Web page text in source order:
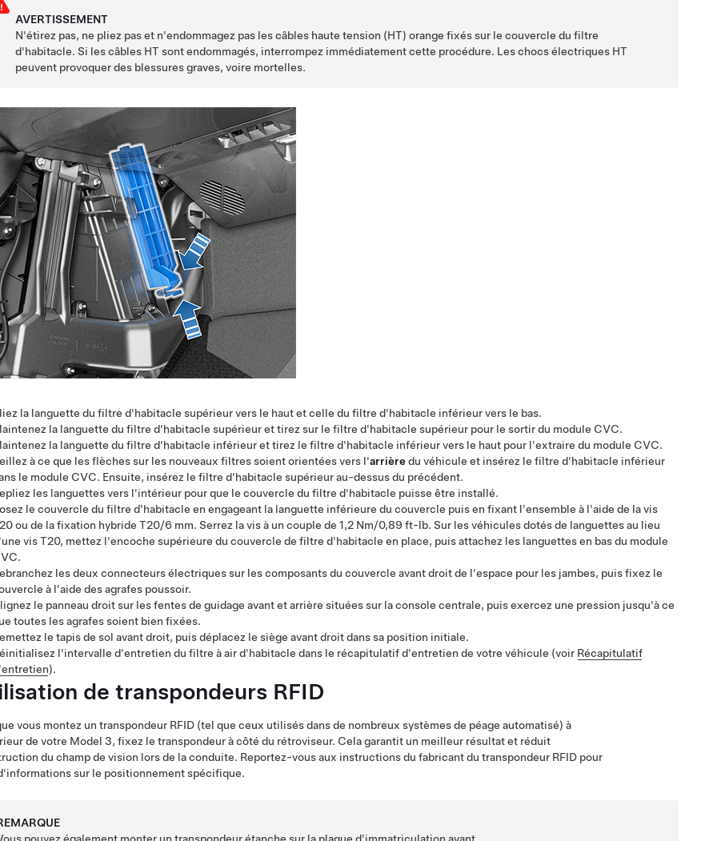
AVERTISSEMENT
N'étirez pas, ne pliez pas et n'endommagez pas les câbles haute tension (HT) orange fixés sur le couvercle du filtre
d'habitacle. Si les câbles HT sont endommagés, interrompez immédiatement cette procédure. Les chocs électriques HT
peuvent provoquer des blessures graves, voire mortelles.
la languette du filtre d'habitacle supérieur vers le haut et celle du filtre d'habitacle inférieur vers le bas.
la languette du filtre d'habitacle supérieur et tirez sur le filtre d'habitacle supérieur pour le sortir du module CVC.
la languette du filtre d'habitacle inférieur et tirez le filtre d'habitacle inférieur vers le haut pour l'extraire du module CVC.
à ce que les flèches sur les nouveaux filtres soient orientées vers l'arrièredu véhicule et insérez le filtre d'habitacle inférieur
le module CVC. Ensuite, insérez le filtre d'habitacle supérieur au-dessus du précédent.
les languettes vers l'intérieur pour que le couvercle du filtre d'habitacle puisse être installé.
le couvercle du filtre d'habitacle en engageant la languette inférieure du couvercle puis en fixant l'ensemble à l'aide de la vis
ou de la fixation hybride T20/6 mm. Serrez la vis à un couple de 1,2 Nm/0,89 ft-lb. Sur les véhicules dotés de languettes au lieu
vis T20, mettez l'encoche supérieure du couvercle de filtre d'habitacle en place, puis attachez les languettes en bas du module
les deux connecteurs électriques sur les composants du couvercle avant droit de l'espace pour les jambes, puis fixez le
à l'aide des agrafes poussoir.
le panneau droit sur les fentes de guidage avant et arrière situées sur la console centrale, puis exercez une pression jusqu'à ce
toutes les agrafes soient bien fixées.
le tapis de sol avant droit, puis déplacez le siège avant droit dans sa position initiale.
l'intervalle d'entretien du filtre à air d'habitacle dans le récapitulatif d'entretien de votre véhicule (voir Récapitulatif
).
de transpondeurs RFID
vous montez un transpondeur RFID (tel que ceux utilisés dans de nombreux systèmes de péage automatisé) à
de votre Model 3, fixez le transpondeurà côté du rétroviseur. Cela garantit un meilleur résultat et réduit
du champ de vision lors de la conduite. Reportez-vous aux instructions du fabricant du transpondeur RFID pour
sur le positionnement spécifique.